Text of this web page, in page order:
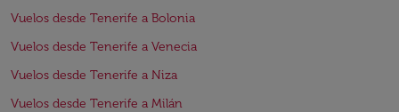
Vuelos desde Tenerife a Bolonia
Vuelos desde Tenerife a Venecia
Vuelos desde Tenerife a Niza
Vuelos desde Tenerife a Milán